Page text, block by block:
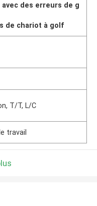
des erreurs de g
de chariot à golf
T/T, L/C
travail